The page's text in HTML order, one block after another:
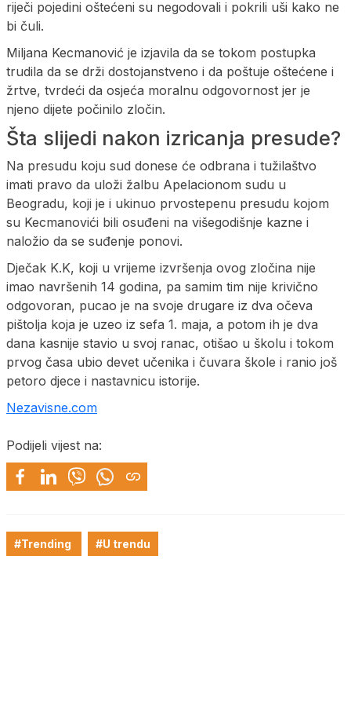
riječi pojedini oštećeni su negodovali i pokrili uši kako ne
bi čuli.
Miljana Kecmanović je izjavila da se tokom postupka
trudila da se drži dostojanstveno i da poštuje oštećene i
žrtve, tvrdeći da osjeća moralnu odgovornost jer je
njeno dijete počinilo zločin.
Šta slijedi nakon izricanja presude?
Na presudu koju sud donese će odbrana i tužilaštvo
imati pravo da uloži žalbu Apelacionom sudu u
Beogradu, koji je i ukinuo prvostepenu presudu kojom
su Kecmanovići bili osuđeni na višegodišnje kazne i
naložio da se suđenje ponovi.
Dječak K.K, koji u vrijeme izvršenja ovog zločina nije
imao navršenih 14 godina, pa samim tim nije krivično
odgovoran, pucao je na svoje drugare iz dva očeva
pištolja koja je uzeo iz sefa 1. maja, a potom ih je dva
dana kasnije stavio u svoj ranac, otišao u školu i tokom
prvog časa ubio devet učenika i čuvara škole i ranio još
petoro djece i nastavnicu istorije.
Nezavisne.com
Podijeli vijest na:
#Trending #U trendu